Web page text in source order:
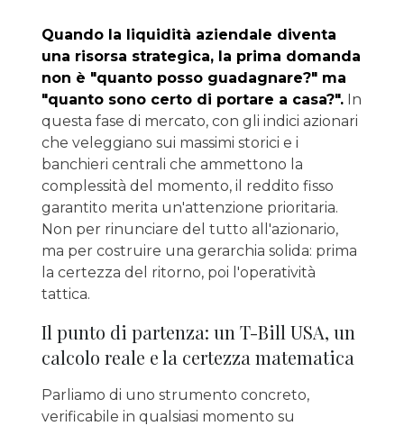
Quando la liquidità aziendale diventa
una risorsa strategica, la prima domanda
non è "quanto posso guadagnare?" ma
"quanto sono certo di portare a casa?". In
questa fase di mercato, con gli indici azionari
che veleggiano sui massimi storici e i
banchieri centrali che ammettono la
complessità del momento, il reddito fisso
garantito merita un'attenzione prioritaria.
Non per rinunciare del tutto all'azionario,
ma per costruire una gerarchia solida: prima
la certezza del ritorno, poi l'operatività
tattica.
Il punto di partenza: un T-Bill USA, un
calcolo reale e la certezza matematica
Parliamo di uno strumento concreto,
verificabile in qualsiasi momento su